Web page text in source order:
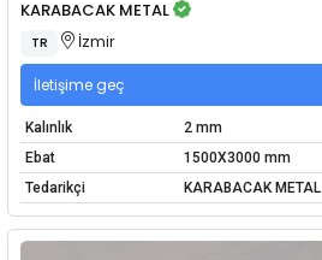
KARABACAK METAL
TR İzmir
İletişime geç
Kalınlık
2 mm
Ebat
1500X3000 mm
Tedarikçi
KARABACAK METAL